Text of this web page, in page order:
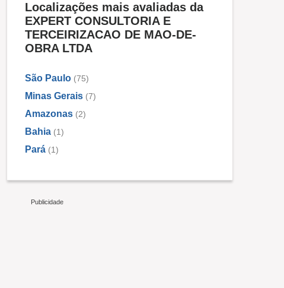
Localizações mais avaliadas da
EXPERT CONSULTORIA E
TERCEIRIZACAO DE MAO-DE-
OBRA LTDA
São Paulo (75)
Minas Gerais (7)
Amazonas (2)
Bahia (1)
Pará (1)